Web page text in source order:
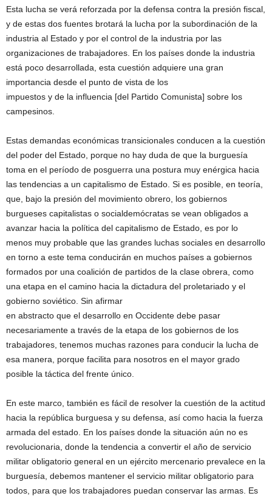
Esta lucha se verá reforzada por la defensa contra la presión fiscal,
y de estas dos fuentes brotará la lucha por la subordinación de la
industria al Estado y por el control de la industria por las
organizaciones de trabajadores. En los países donde la industria
está poco desarrollada, esta cuestión adquiere una gran
importancia desde el punto de vista de los
impuestos y de la influencia [del Partido Comunista] sobre los
campesinos.
Estas demandas económicas transicionales conducen a la cuestión
del poder del Estado, porque no hay duda de que la burguesía
toma en el período de posguerra una postura muy enérgica hacia
las tendencias a un capitalismo de Estado. Si es posible, en teoría,
que, bajo la presión del movimiento obrero, los gobiernos
burgueses capitalistas o socialdemócratas se vean obligados a
avanzar hacia la política del capitalismo de Estado, es por lo
menos muy probable que las grandes luchas sociales en desarrollo
en torno a este tema conducirán en muchos países a gobiernos
formados por una coalición de partidos de la clase obrera, como
una etapa en el camino hacia la dictadura del proletariado y el
gobierno soviético. Sin afirmar
en abstracto que el desarrollo en Occidente debe pasar
necesariamente a través de la etapa de los gobiernos de los
trabajadores, tenemos muchas razones para conducir la lucha de
esa manera, porque facilita para nosotros en el mayor grado
posible la táctica del frente único.
En este marco, también es fácil de resolver la cuestión de la actitud
hacia la república burguesa y su defensa, así como hacia la fuerza
armada del estado. En los países donde la situación aún no es
revolucionaria, donde la tendencia a convertir el año de servicio
militar obligatorio general en un ejército mercenario prevalece en la
burguesía, debemos mantener el servicio militar obligatorio para
todos, para que los trabajadores puedan conservar las armas. Es